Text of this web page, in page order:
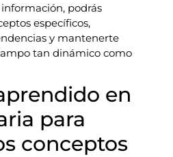
podrás
específicos,
y mantenerte
tan dinámico como
en
para
conceptos